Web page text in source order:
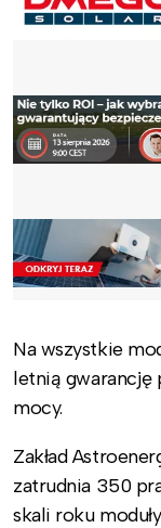
Na wszystkie
letnią
mocy.
Zakład
zatrudnia 350
skali roku